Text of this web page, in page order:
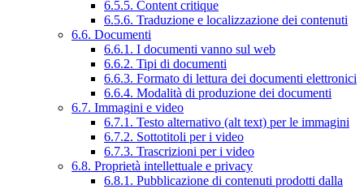
6.5.5. Content critique
6.5.6. Traduzione e localizzazione dei contenuti
6.6. Documenti
6.6.1. I documenti vanno sul web
6.6.2. Tipi di documenti
6.6.3. Formato di lettura dei documenti elettronici
6.6.4. Modalità di produzione dei documenti
6.7. Immagini e video
6.7.1. Testo alternativo (alt text) per le immagini
6.7.2. Sottotitoli per i video
6.7.3. Trascrizioni per i video
6.8. Proprietà intellettuale e privacy
6.8.1. Pubblicazione di contenuti prodotti dalla